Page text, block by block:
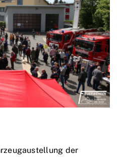
der